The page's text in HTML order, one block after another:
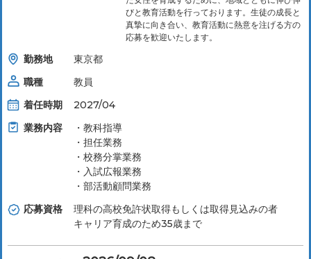
びと教育活動を行っております。生徒の成長と
真摯に向き合い、教育活動に熱意を注げる方の
応募を歓迎いたします。
勤務地
東京都
職種
教員
着任時期
2027/04
業務内容
・教科指導
・担任業務
・校務分掌業務
・入試広報業務
・部活動顧問業務
応募資格
理科の高校免許状取得もしくは取得見込みの者
キャリア育成のため35歳まで